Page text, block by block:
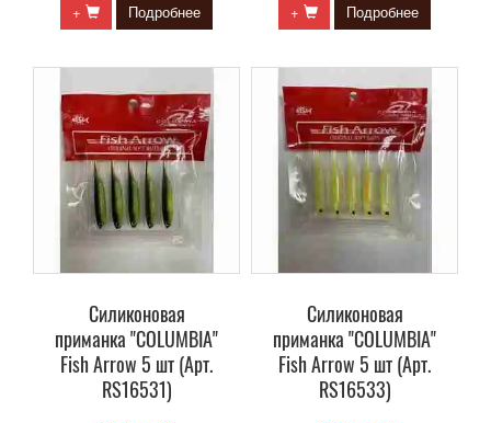
+ Подробнее + Подробнее
Силиконовая
приманка "COLUMBIA"
Fish Arrow 5 шт (Арт.
RS16531)
Силиконовая
приманка "COLUMBIA"
Fish Arrow 5 шт (Арт.
RS16533)